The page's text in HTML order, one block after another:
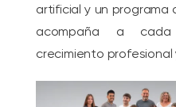
artificial y un
acompaña a
crecimiento profesional